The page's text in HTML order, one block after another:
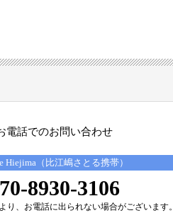
電話でのお問い合わせ
Hiejima（比江嶋さとる携帯）
8930-3106
り、 お電話に出られない場合がございます。